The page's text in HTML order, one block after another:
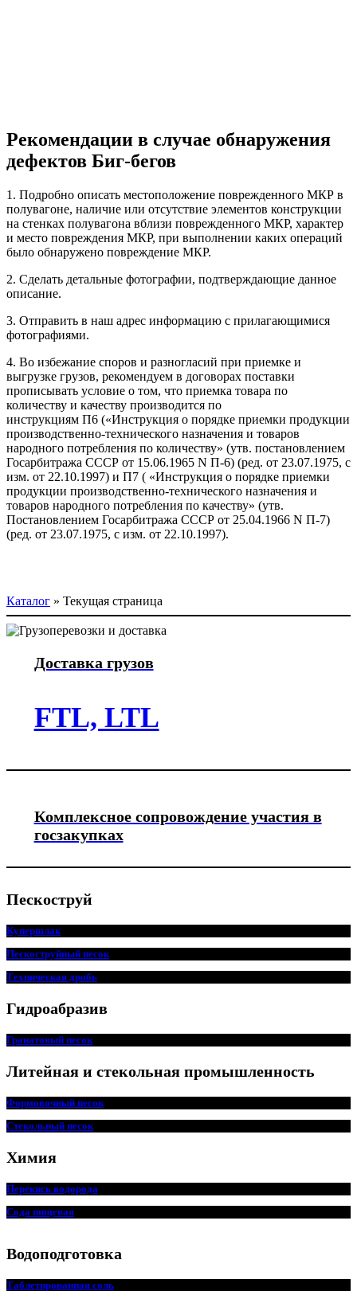
Рекомендации в случае обнаружения
дефектов Биг-бегов
1. Подробно описать местоположение поврежденного МКР в
полувагоне, наличие или отсутствие элементов конструкции
на стенках полувагона вблизи поврежденного МКР, характер
и место повреждения МКР, при выполнении каких операций
было обнаружено повреждение МКР.
2. Сделать детальные фотографии, подтверждающие данное
описание.
3. Отправить в наш адрес информацию с прилагающимися
фотографиями.
4. Во избежание споров и разногласий при приемке и
выгрузке грузов, рекомендуем в договорах поставки
прописывать условие о том, что приемка товара по
количеству и качеству производится по
инструкциям П6 («Инструкция о порядке приемки продукции
производственно-технического назначения и товаров
народного потребления по количеству» (утв. постановлением
Госарбитража СССР от 15.06.1965 N П-6) (ред. от 23.07.1975, с
изм. от 22.10.1997) и П7 ( «Инструкция о порядке приемки
продукции производственно-технического назначения и
товаров народного потребления по качеству» (утв.
Постановлением Госарбитража СССР от 25.04.1966 N П-7)
(ред. от 23.07.1975, с изм. от 22.10.1997).
Каталог » Текущая страница
Доставка грузов
FTL, LTL
Комплексное сопровождение участия в
госзакупках
Пескоструй
Купершлак
Пескоструйный песок
Техническая дробь
Гидроабразив
Гранатовый песок
Литейная и стекольная промышленность
Формовочный песок
Стекольный песок
Химия
Перекись водорода
Сода пищевая
Водоподготовка
Таблетированная соль